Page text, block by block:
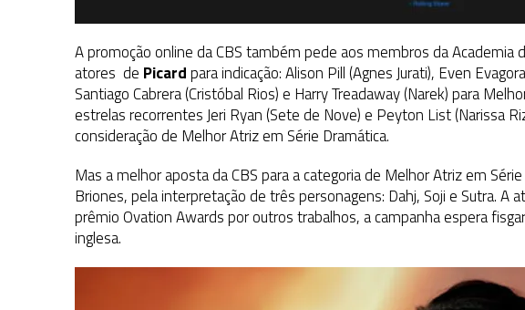
A promoção online da CBS também pede aos membros da Academia
atores de Picardpara indicação: Alison Pill (Agnes Jurati), Even
Santiago Cabrera (Cristóbal Rios) e Harry Treadaway (Narek) para
estrelas recorrentes Jeri Ryan (Sete de Nove) e Peyton List (Narissa
consideração de Melhor Atriz em Série Dramática.
Mas a melhor aposta da CBS para a categoria de Melhor Atriz em
Briones, pela interpretação de três personagens: Dahj, Soji e Sutra. A
prêmio Ovation Awards por outros trabalhos, a campanha espera
inglesa.